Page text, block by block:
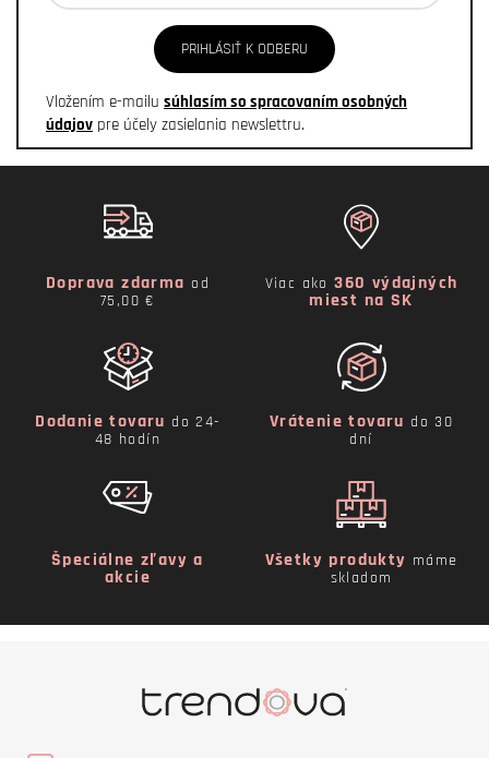
PRIHLÁSIŤ K ODBERU
Vložením e-mailu súhlasím so spracovaním osobných
údajov pre účely zasielania newslettru.
Doprava zdarma od
75,00 €
Viac ako360 výdajných
miest na SK
Dodanie tovaru do 24-
48 hodín
Vrátenie tovaru do 30
dní
Špeciálne zľavy a
akcie
Všetky produkty máme
skladom